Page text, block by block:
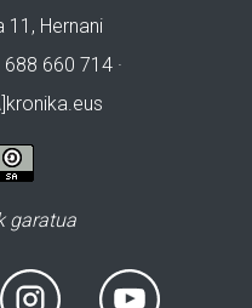
11, Hernani
660 714 ·
garatua